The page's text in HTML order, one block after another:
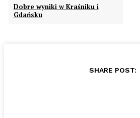
Dobre wyniki w Kraśniku i
Gdańsku
SHARE POST: